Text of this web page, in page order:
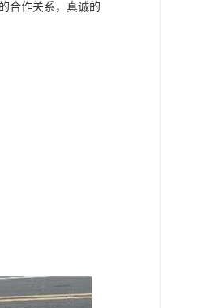
合作关系，真诚的